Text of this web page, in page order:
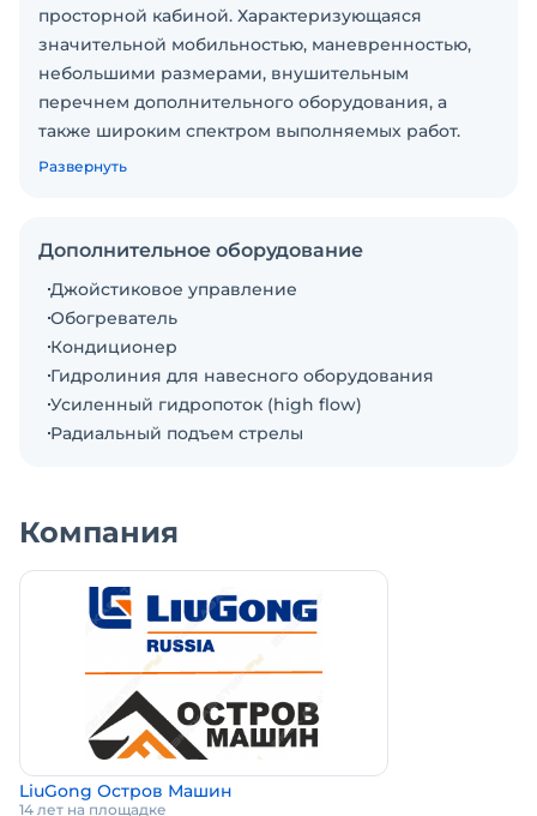
просторной кабиной. Характеризующаяся
значительной мобильностью, маневренностью,
небольшими размерами, внушительным
перечнем дополнительного оборудования, а
также широким спектром выполняемых работ.
Благодаря системе бортового поворота и
месте. Кабина водителя отличается
климат контроль, отвечает всем эргономическим
требованиям. Стекла и корпус кабины
обеспечивают безопасность водителя при
перевороте техники или падении на нее камней.
Двигатель – Yanmar 4TNV98T (Tier III) Япония
Расход л/ч - 3.5-4.8л
Гидрораспределитель – HUSCO.
Эксплуатационная масса – 3750 кг.
Грузоподъемность – 1200
Объем ковша погрузчика - 0.5 м3.
Усилие отрыва – 25 кН.
Высота разгрузки – 3105 мм. (по ковшовому
пальцу).
Пилотное управление (гидравлические
джойстики).
Развернуть
Дополнительное оборудование
Джойстиковое управление
Обогреватель
Кондиционер
Гидролиния для навесного оборудования
Усиленный гидропоток (high flow)
Радиальный подъем стрелы
Компания
LiuGong Остров Машин
14 лет на площадке